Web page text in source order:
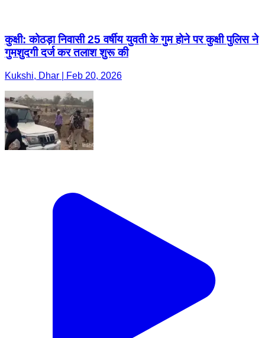
कुक्षी: कोठड़ा निवासी 25 वर्षीय युवती के गुम होने पर कुक्षी पुलिस ने
गुमशुदगी दर्ज कर तलाश शुरू की
Kukshi, Dhar | Feb 20, 2026